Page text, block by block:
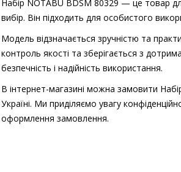
Набір NOTABU BDSM 80329 — це товар
вибір. Він підходить для особистого
Модель відзначається зручністю та
контроль якості та зберігається з
безпечність і надійність використання.
В інтернет-магазині можна замовити
Україні. Ми приділяємо увагу
оформлення замовлення.